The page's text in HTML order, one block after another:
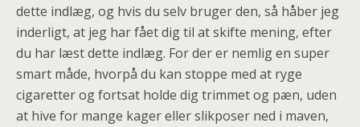
dette indlæg, og hvis du selv bruger den, så håber jeg
inderligt, at jeg har fået dig til at skifte mening, efter
du har læst dette indlæg. For der er nemlig en super
smart måde, hvorpå du kan stoppe med at ryge
cigaretter og fortsat holde dig trimmet og pæn, uden
at hive for mange kager eller slikposer ned i maven,